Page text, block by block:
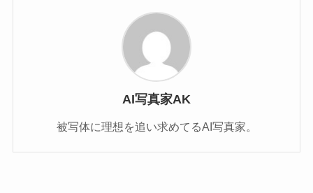
AI写真家AK
被写体に理想を追い求めてるAI写真家。